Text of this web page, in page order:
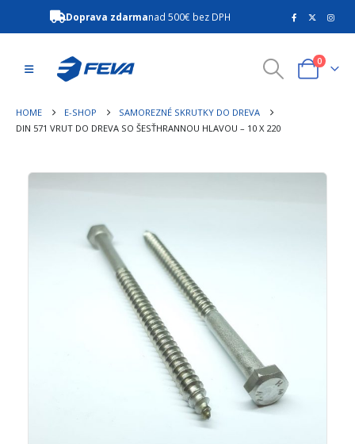
Doprava zdarmanad 500€ bez DPH
0
HOME E-SHOP
SAMOREZNÉ SKRUTKY DO DREVA
DIN 571 VRUT DO DREVA SO ŠESŤHRANNOU HLAVOU – 10 X 220